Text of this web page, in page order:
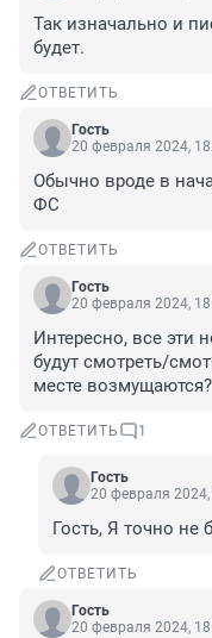
Так изначально и
будет.
ОТВЕТИТЬ
Гость
20 февраля 2024,
Обычно вроде в
ФС
ОТВЕТИТЬ
Гость
20 февраля 2024,
Интересно, все эти
будут смотреть/
месте возмущаются?
ОТВЕТИТЬ 1
Гость
20 февраля
Гость, Я точно не
ОТВЕТИТЬ
Гость
20 февраля 2024,